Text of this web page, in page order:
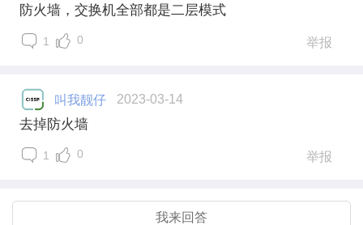
防火墙，交换机全部都是二层模式
1 0 举报
叫我靓仔 2023-03-14
去掉防火墙
1 0 举报
我来回答